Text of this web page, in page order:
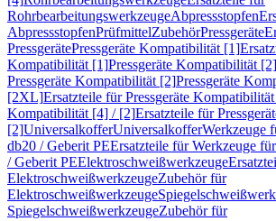
RohrbearbeitungswerkzeugeAbpressstopfen
AbpressstopfenPrüfmittelZubehörPressgeräte
PressgerätePressgeräte Kompatibilität [1]
Kompatibilität [1]Pressgeräte Kompatibilität [2]
Pressgeräte Kompatibilität [2]Pressgeräte
[2XL]Ersatzteile für Pressgeräte
Kompatibilität [4] / [2]Ersatzteile für
[2]UniversalkofferUniversalkofferWerkzeuge
db20 / Geberit PEErsatzteile für Werkzeuge
/ Geberit PEElektroschweißwerkzeuge
ElektroschweißwerkzeugeZubehör für
Elektroschweißwerkzeuge
SpiegelschweißwerkzeugeZubehör für